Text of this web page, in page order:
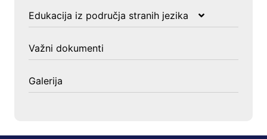
Edukacija iz područja stranih jezika
Vijesti
Važni dokumenti
Galerija